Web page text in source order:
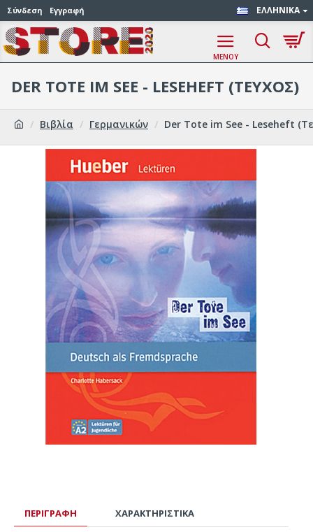
Σύνδεση Εγγραφή ΕΛΛΗΝΙΚΆ
Βιβλία Γερμανικών Der Tote im See - Leseheft
DER TOTE IM SEE - LESEHEFT (ΤΕΎΧΟΣ)
ΠΕΡΙΓΡΑΦΉ ΧΑΡΑΚΤΗΡΙΣΤΙΚΆ